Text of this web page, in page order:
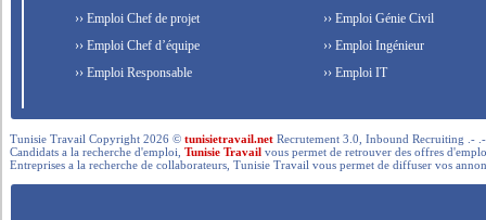
›› Emploi Chef de projet
›› Emploi Chef d’équipe
›› Emploi Responsable
›› Emploi Génie Civil
›› Emploi Ingénieur
›› Emploi IT
Tunisie Travail Copyright 2026 ©tunisietravail.net Recrutement 3.0, Inbound Recruiting .-
Candidats a la recherche d'emploi,Tunisie Travail vous permet de retrouver des offres
Entreprises a la recherche de collaborateurs, Tunisie Travail vous permet de diffuser vos